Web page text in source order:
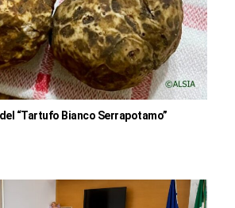
“Tartufo Bianco Serrapotamo”